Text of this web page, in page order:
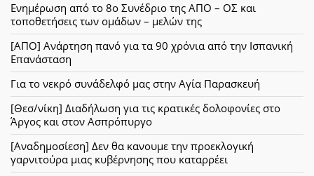
Ενημέρωση από το 8ο Συνέδριο της ΑΠΟ – ΟΣ και
τοποθετήσεις των ομάδων – μελών της
[ΑΠΟ] Ανάρτηση πανό για τα 90 χρόνια από την Ισπανική
Επανάσταση
Για το νεκρό συνάδελφό μας στην Αγία Παρασκευή
[Θεσ/νίκη] Διαδήλωση για τις κρατικές δολοφονίες στο
Άργος και στον Ασπρόπυργο
[Αναδημοσίεση] Δεν θα κανουμε την προεκλογική
γαρνιτούρα μιας κυβέρνησης που καταρρέει